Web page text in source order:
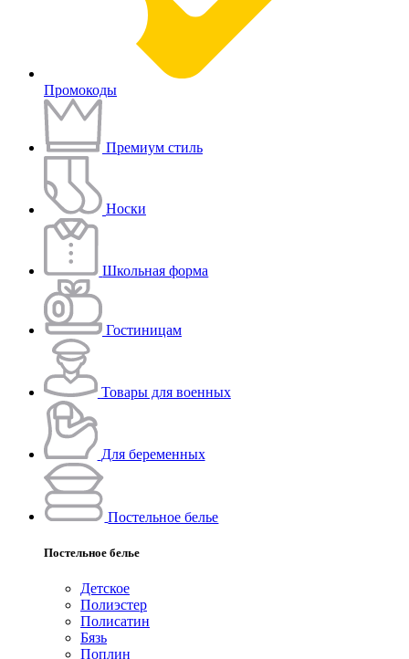
Промокоды
Премиум стиль
Носки
Школьная форма
Гостиницам
Товары для военных
Для беременных
Постельное белье
Постельное белье
Детское
Полиэстeр
Полисатин
Бязь
Поплин